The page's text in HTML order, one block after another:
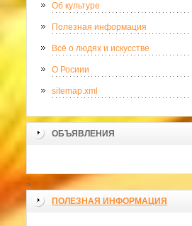
Об культуре
Полезная информация
Всё о людях и искусстве
О Росиии
sitemap.xml
ОБЪЯВЛЕНИЯ
>
ПОЛЕЗНАЯ ИНФОРМАЦИЯ